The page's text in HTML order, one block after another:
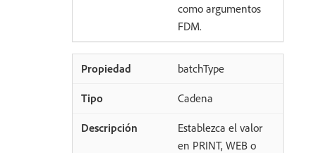
como argumentos
FDM.
batchType
Cadena
Establezca el valor
en PRINT, WEB o